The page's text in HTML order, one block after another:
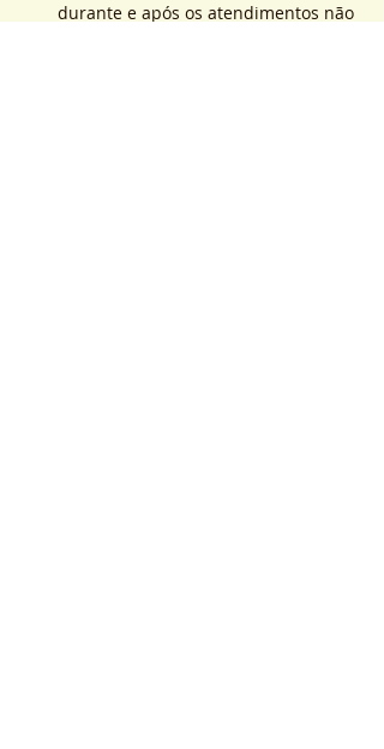
durante e após os atendimentos não